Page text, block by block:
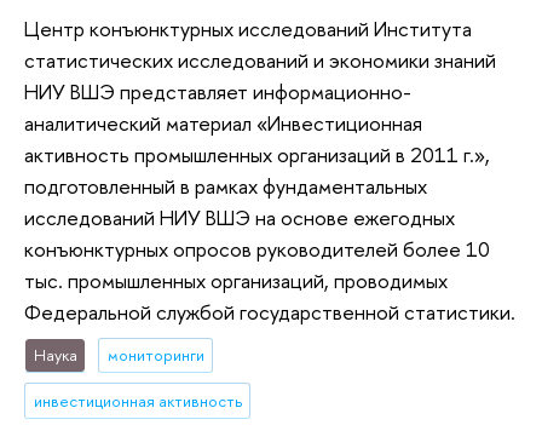
Центр конъюнктурных исследований Института
статистических исследований и экономики знаний
НИУ ВШЭ представляет информационно-
аналитический материал «Инвестиционная
активность промышленных организаций в 2011 г.»,
подготовленный в рамках фундаментальных
исследований НИУ ВШЭ на основе ежегодных
конъюнктурных опросов руководителей более 10
тыс. промышленных организаций, проводимых
Федеральной службой государственной статистики.
Наука мониторинги
инвестиционная активность